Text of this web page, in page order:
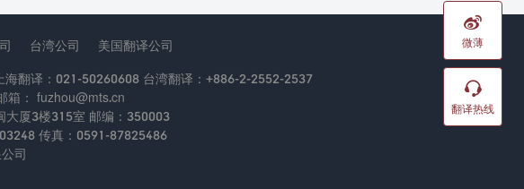

微薄

翻译热线
台湾公司 美国翻译公司
翻译：021-50260608 台湾翻译：+886-2-2552-2537
箱： fuzhou@mts.cn
大厦3楼315室 邮编：350003
传真：0591-87825486
司